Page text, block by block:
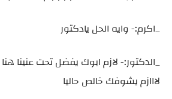
_اكرم:- وايه الحل يادكتور
_الدكتور:- لازم ابوك يفضل تحت عنينا
لااازم يشوفك خالص حاليا